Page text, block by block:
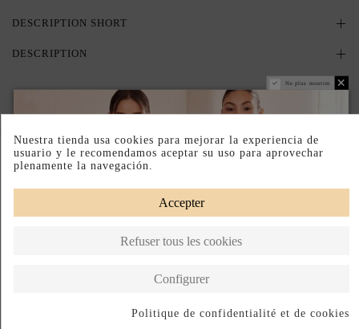
DESCRIPTION SHORT
DESCRIPTION
Complete your look
Ne plus montrer.
Nuestra tienda usa cookies para mejorar la experiencia de
usuario y le recomendamos aceptar su uso para aprovechar
plenamente la navegación.
Accepter
Refuser tous les cookies
Configurer
Politique de confidentialité et de cookies